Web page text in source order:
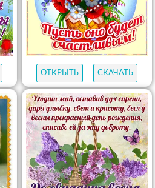
ОТКРЫТЬ СКАЧАТЬ